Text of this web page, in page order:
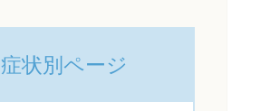
症状別ページ